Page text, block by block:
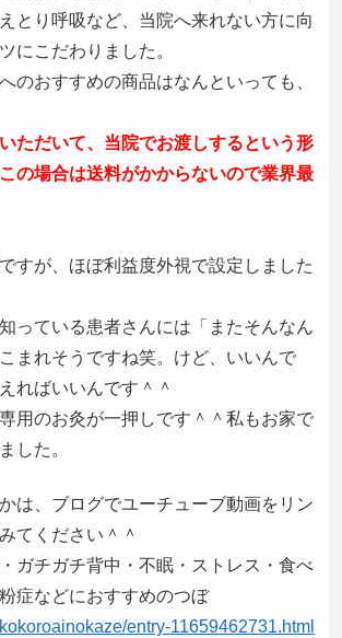
とり呼吸など、当院へ来れない方に向
にこだわりました。
のおすすめの商品はなんといっても、
ただいて、当院でお渡しするという形
の場合は送料がかからないので業界最
すが、ほぼ利益度外視で設定しました
っている患者さんには「またそんなん
まれそうですね笑。けど、いいんで
ればいいんです＾＾
用のお灸が一押しです＾＾私もお家で
した。
は、ブログでユーチューブ動画をリン
てください＾＾
ガチガチ背中・不眠・ストレス・食べ
症などにおすすめのつぼ
entry-11659462731.html